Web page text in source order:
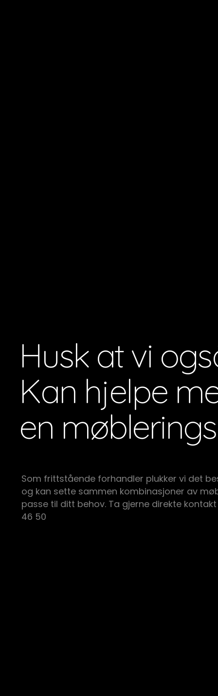
Husk at vi
Kan hjelpe
en
Som frittstående forhandler plukker vi det
og kan sette sammen kombinasjoner av
passe til ditt behov. Ta gjerne direkte kontakt
46 50